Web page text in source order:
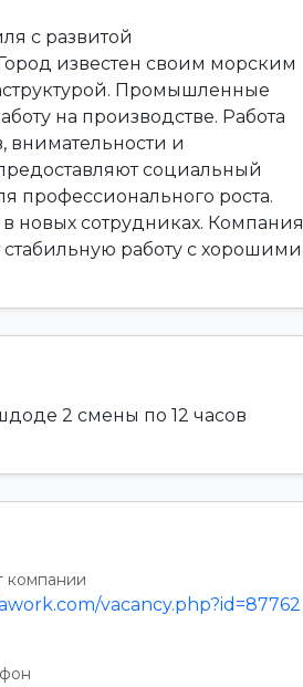
с развитой
известен своим морским
Промышленные
на производстве. Работа
внимательности и
социальный
профессионального роста.
новых сотрудниках. Компания
стабильную работу с хорошими
2 смены по 12 часов
компании
vacancy.php?id=87762